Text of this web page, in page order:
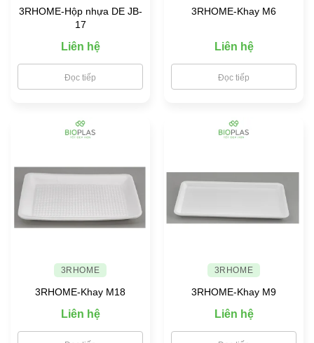
3RHOME-Hộp nhựa DE JB-
17
Liên hệ
Đọc tiếp
3RHOME-Khay M6
Liên hệ
Đọc tiếp
3RHOME
3RHOME-Khay M18
Liên hệ
3RHOME
3RHOME-Khay M9
Liên hệ